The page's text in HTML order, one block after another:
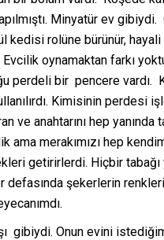
Minyatür ev
kedisi rolüne bürünür,
oynamaktan farkı
perdeli bir pencere
Kimisinin
ve anahtarını hep
ama merakımızı hep
getirirlerdi. Hiçbir
defasında şekerlerin
gibiydi. Onun evini